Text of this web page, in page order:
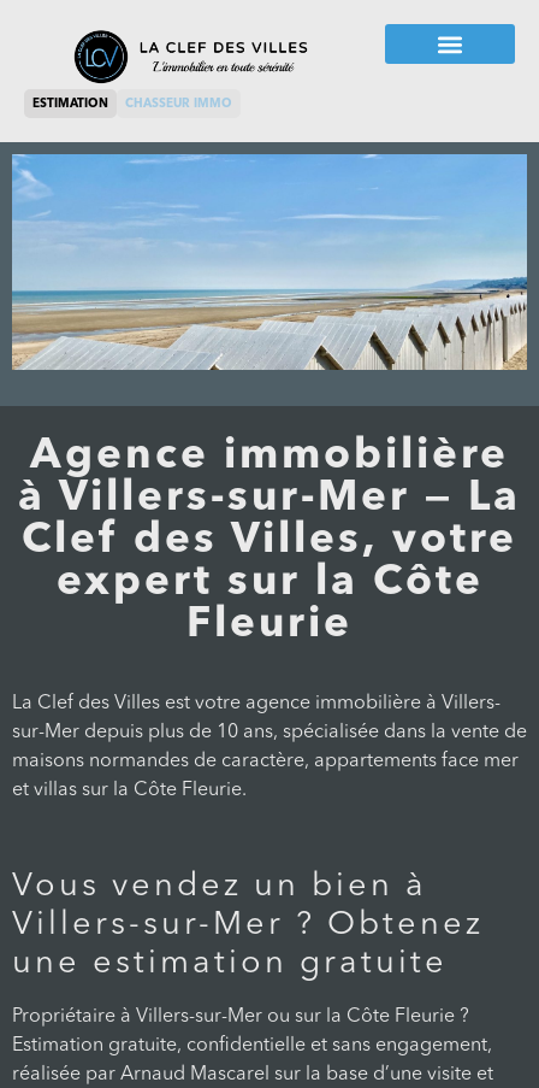
ESTIMATION CHASSEUR IMMO
Agence immobilière
à Villers-sur-Mer — La
Clef des Villes, votre
expert sur la Côte
Fleurie
La Clef des Villes est votre agence immobilière à Villers-
sur-Mer depuis plus de 10 ans, spécialisée dans la vente de
maisons normandes de caractère, appartements face mer
et villas sur la Côte Fleurie.
Vous vendez un bien à
Villers-sur-Mer ? Obtenez
une estimation gratuite
Propriétaire à Villers-sur-Mer ou sur la Côte Fleurie ?
Estimation gratuite, confidentielle et sans engagement,
réalisée par Arnaud Mascarel sur la base d’une visite et